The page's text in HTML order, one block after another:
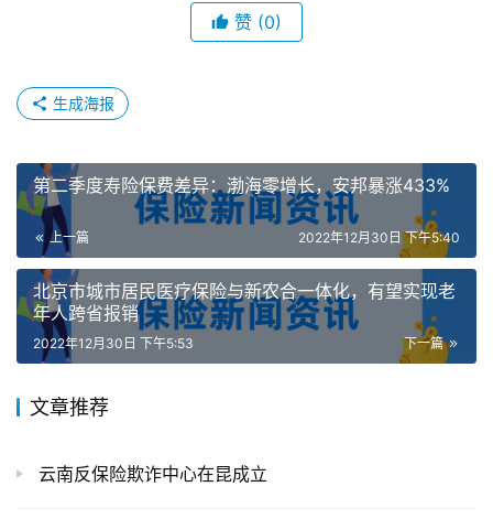
赞 (0)
生成海报
第二季度寿险保费差异：渤海零增长，安邦暴涨433%
上一篇 2022年12月30日 下午5:40
北京市城市居民医疗保险与新农合一体化，有望实现老
年人跨省报销
下一篇
2022年12月30日 下午5:53
文章推荐
云南反保险欺诈中心在昆成立